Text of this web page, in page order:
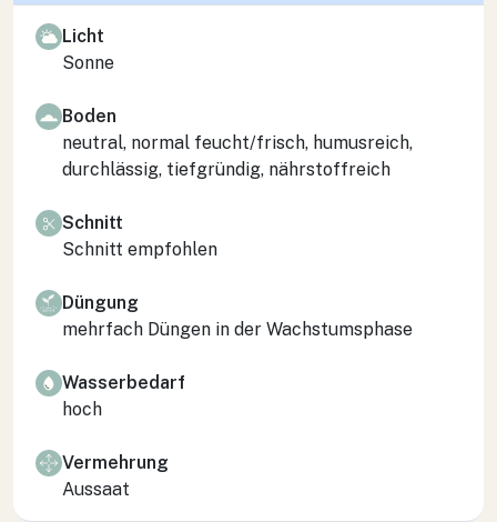
Licht
Sonne
Boden
neutral, normal feucht/frisch, humusreich,
durchlässig, tiefgründig, nährstoffreich
Schnitt
Schnitt empfohlen
Düngung
mehrfach Düngen in der Wachstumsphase
Wasserbedarf
hoch
Vermehrung
Aussaat